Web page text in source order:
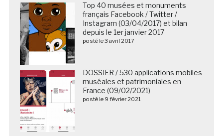
Top 40 musées et monuments
français Facebook / Twitter /
Instagram (03/04/2017) et bilan
depuis le 1er janvier 2017
posté le 3 avril 2017
DOSSIER / 530 applications mobiles
muséales et patrimoniales en
France (09/02/2021)
posté le 9 février 2021